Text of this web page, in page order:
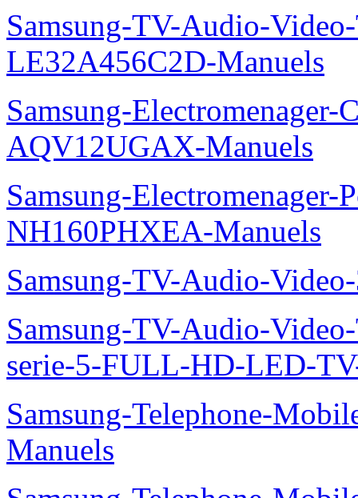
Samsung-TV-Audio-
LE32A456C2D-Manuels
Samsung-Electromenager-
AQV12UGAX-Manuels
Samsung-
NH160PHXEA-Manuels
Samsung-TV-Audio-
Samsung-TV-Audio-
serie-5-FULL-HD-LED-
Samsung-Telephone-
Manuels